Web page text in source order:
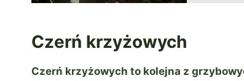
Czerń krzyżowych
Czerń krzyżowych to kolejna z